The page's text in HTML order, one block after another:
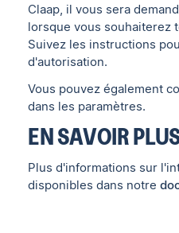
Claap, il vous sera
lorsque vous souhaiterez
Suivez les instructions
d'autorisation.
Vous pouvez également
dans les paramètres.
EN SAVOIR
Plus d'informations sur
disponibles dans notre